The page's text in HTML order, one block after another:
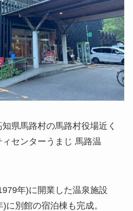
県馬路村の馬路村役場近く
センターうまじ 馬路温
年)に開業した温泉施設
に別館の宿泊棟も完成。